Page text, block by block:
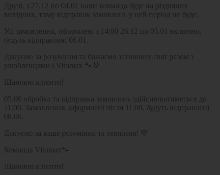
Друзі, з 27.12 по 04.01 наша команда буде на різдвяних
вихідних, тому відправок замовлень у цей період не буде.
Усі замовлення, оформлені з 14:00 26.12 по 05.01 включно,
будуть відправлені 06.01.
Дякуємо за розуміння та бажаємо затишних свят разом з
улюбленцями і Vitomax 🐾💚
Шановні клієнти!
05.06 обробка та відправка замовлень здійснюватиметься до
11:00. Замовлення, оформлені після 11:00, будуть відправлені
08.06.
Дякуємо за ваше розуміння та терпіння! 💚
Команда Vitomax🐾
Шановні клієнти!